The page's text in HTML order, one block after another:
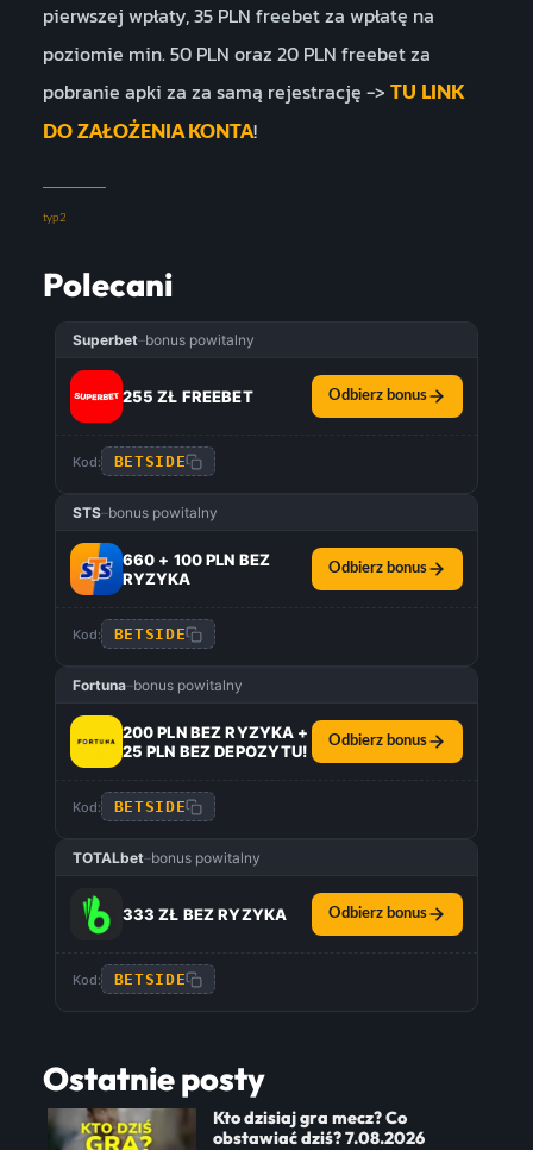
pierwszej wpłaty, 35 PLN freebet za wpłatę na
poziomie min. 50 PLN oraz 20 PLN freebet za
pobranie apki za za samą rejestrację -> TU LINK
DO ZAŁOŻENIA KONTA!
typ2
Polecani
Superbet–bonus powitalny
255 ZŁ FREEBET Odbierz bonus
Kod: BETSIDE
STS–bonus powitalny
660 + 100 PLN BEZ
RYZYKA
Odbierz bonus
Kod: BETSIDE
Fortuna–bonus powitalny
200 PLN BEZ RYZYKA +
25 PLN BEZ DEPOZYTU!
Odbierz bonus
Kod: BETSIDE
TOTALbet–bonus powitalny
333 ZŁ BEZ RYZYKA Odbierz bonus
Kod: BETSIDE
Ostatnie posty
Kto dzisiaj gra mecz? Co
obstawiać dziś? 7.08.2026